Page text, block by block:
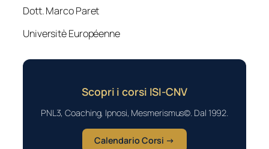
Dott. Marco Paret
Universitè Européenne
Scopri i corsi ISI-CNV
PNL3, Coaching, Ipnosi, Mesmerismus©. Dal 1992.
Calendario Corsi →